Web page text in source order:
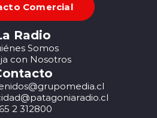
Comercial
Radio
Somos
con Nosotros
2 312800